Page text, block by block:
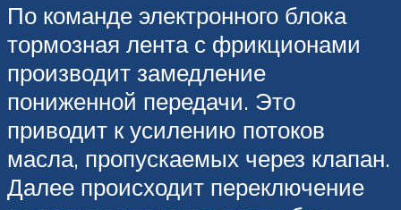
По команде электронного блока
тормозная лента с фрикционами
производит замедление
пониженной передачи. Это
приводит к усилению потоков
масла, пропускаемых через клапан.
Далее происходит переключение